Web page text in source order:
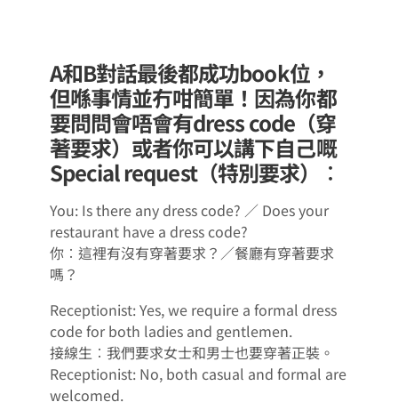
A和B對話最後都成功book位，
但喺事情並冇咁簡單！因為你都
要問問會唔會有dress code（穿
著要求）或者你可以講下自己嘅
Special request（特別要求）︰
You: Is there any dress code? ／ Does your
restaurant have a dress code?
你︰這裡有沒有穿著要求？／餐廳有穿著要求
嗎？
Receptionist: Yes, we require a formal dress
code for both ladies and gentlemen.
接線生︰我們要求女士和男士也要穿著正裝。
Receptionist: No, both casual and formal are
welcomed.